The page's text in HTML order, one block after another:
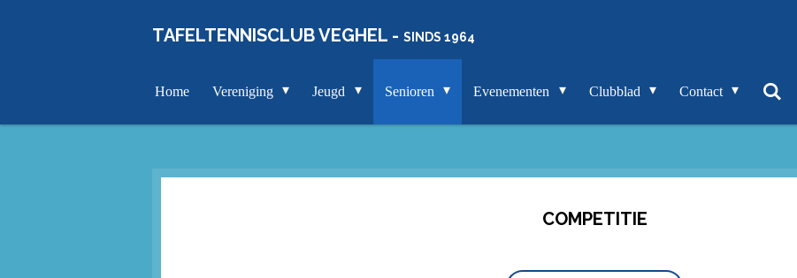
TAFELTENNISCLUB VEGHEL - SINDS 1964
Home Vereniging Jeugd Senioren Evenementen Clubblad Contact
COMPETITIE